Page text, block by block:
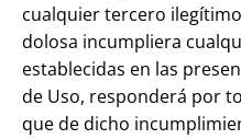
cualquier tercero
dolosa incumpliera
establecidas en las
de Uso, responderá por
que de dicho